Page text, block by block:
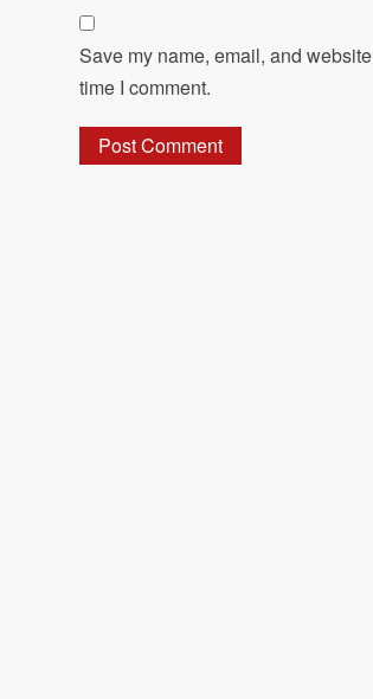
Save my name, email, and
time I comment.